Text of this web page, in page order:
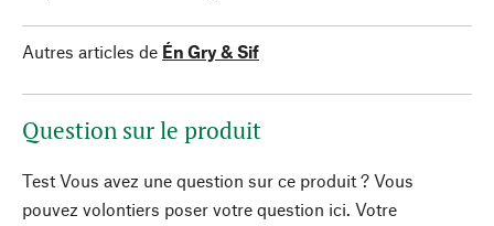
Autres articles de Én Gry & Sif
Question sur le produit
Test Vous avez une question sur ce produit ? Vous
pouvez volontiers poser votre question ici. Votre